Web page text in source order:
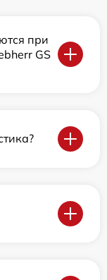
при
GS